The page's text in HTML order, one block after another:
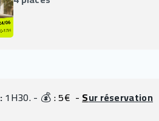
: 1H30. - 💰 : 5€ - Sur réservation